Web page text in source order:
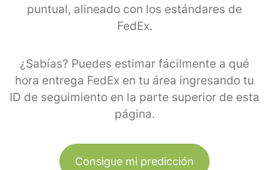
puntual, alineado con los estándares de
FedEx.
¿Sabías? Puedes estimar fácilmente a qué
hora entrega FedEx en tu área ingresando tu
ID de seguimiento en la parte superior de esta
página.
Consigue mi predicción